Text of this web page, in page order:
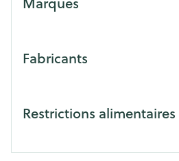
Fabricants
Restrictions alimentaires